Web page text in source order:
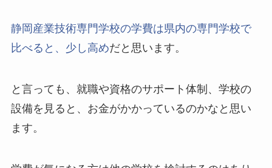
静岡産業技術専門学校の学費は県内の専門学校で
比べると、少し高めだと思います。
と言っても、就職や資格のサポート体制、学校の
設備を見ると、お金がかかっているのかなと思い
ます。